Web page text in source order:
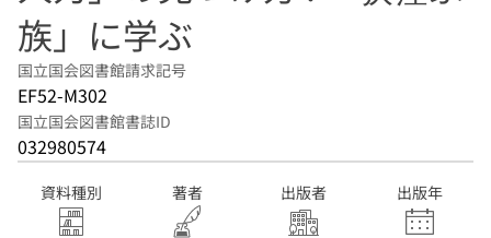
族」に学ぶ
国立国会図書館請求記号
EF52-M302
国立国会図書館書誌ID
032980574
資料種別 著者 出版者 出版年